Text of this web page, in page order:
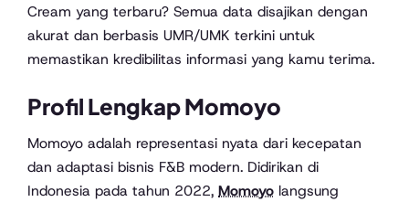
Cream yang terbaru? Semua data disajikan dengan
akurat dan berbasis UMR/UMK terkini untuk
memastikan kredibilitas informasi yang kamu terima.
Profil Lengkap Momoyo
Momoyo adalah representasi nyata dari kecepatan
dan adaptasi bisnis F&B modern. Didirikan di
Indonesia pada tahun 2022, Momoyo langsung